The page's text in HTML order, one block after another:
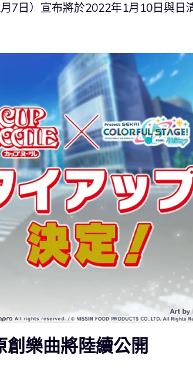
7日）宣布將於2022年1月10日與日
創樂曲將陸續公開